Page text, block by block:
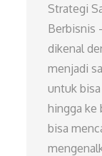
Strategi
Berbisnis
dikenal
menjadi
untuk
hingga ke
bisa